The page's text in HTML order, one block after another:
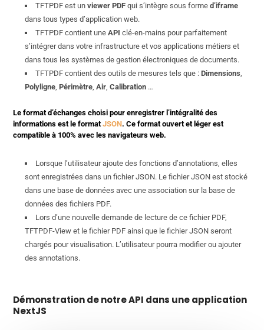
TFTPDF est unviewer PDF qui s’intègre sous formed’iframe
dans tous types d’application web.
TFTPDF contient uneAPIclé-en-mains pour parfaitement
s’intégrer dans votre infrastructure et vos applications métiers et
dans tous les systèmes de gestion électroniques de documents.
TFTPDF contient des outils de mesures tels que :Dimensions
Polyligne ,Périmètre ,Air ,Calibration …
Le format d’échanges choisi pour enregistrer l’intégralité des
informations est le formatJSON. Ce format ouvert et léger est
compatible à 100% avec les navigateurs web.
Lorsque l’utilisateur ajoute des fonctions d’annotations, elles
sont enregistrées dans un fichier JSON. Le fichier JSON est stocké
dans une base de données avec une association sur la base de
données des fichiers PDF.
Lors d’une nouvelle demande de lecture de ce fichier PDF,
TFTPDF-View et le fichier PDF ainsi que le fichier JSON seront
chargés pour visualisation. L’utilisateur pourra modifier ou ajouter
des annotations.
Démonstration de notre API dans une application
NextJS